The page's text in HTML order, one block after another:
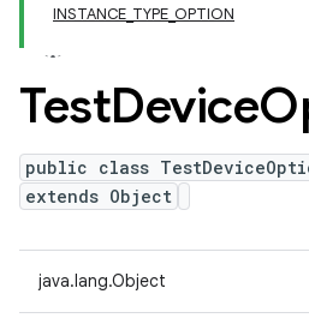
INSTANCE_TYPE_OPTION
TestDevice
public class
extends Object
java.lang.Object